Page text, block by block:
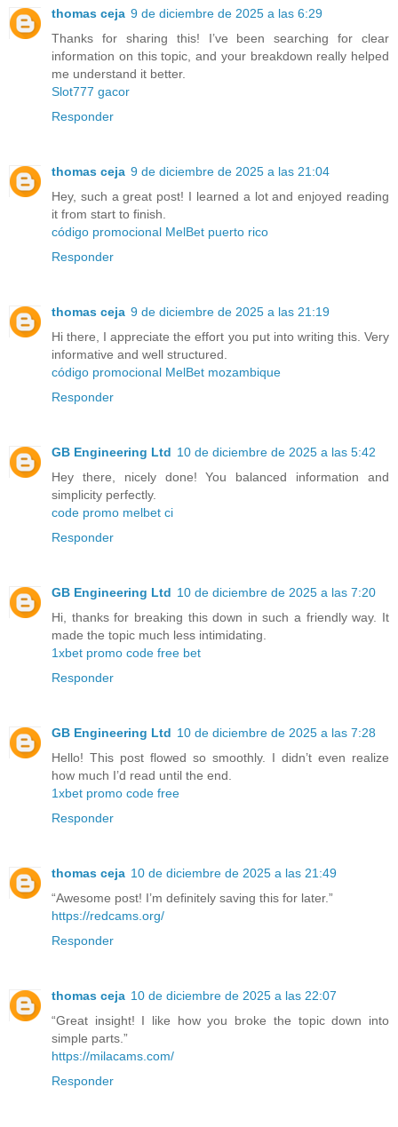
thomas ceja 9 de diciembre de 2025 a las 6:29
Thanks for sharing this! I’ve been searching for clear
information on this topic, and your breakdown really helped
me understand it better.
Slot777 gacor
Responder
thomas ceja 9 de diciembre de 2025 a las 21:04
Hey, such a great post! I learned a lot and enjoyed reading
it from start to finish.
código promocional MelBet puerto rico
Responder
thomas ceja 9 de diciembre de 2025 a las 21:19
Hi there, I appreciate the effort you put into writing this. Very
informative and well structured.
código promocional MelBet mozambique
Responder
GB Engineering Ltd 10 de diciembre de 2025 a las 5:42
Hey there, nicely done! You balanced information and
simplicity perfectly.
code promo melbet ci
Responder
GB Engineering Ltd 10 de diciembre de 2025 a las 7:20
Hi, thanks for breaking this down in such a friendly way. It
made the topic much less intimidating.
1xbet promo code free bet
Responder
GB Engineering Ltd 10 de diciembre de 2025 a las 7:28
Hello! This post flowed so smoothly. I didn’t even realize
how much I’d read until the end.
1xbet promo code free
Responder
thomas ceja 10 de diciembre de 2025 a las 21:49
“Awesome post! I’m definitely saving this for later.”
https://redcams.org/
Responder
thomas ceja 10 de diciembre de 2025 a las 22:07
“Great insight! I like how you broke the topic down into
simple parts.”
https://milacams.com/
Responder